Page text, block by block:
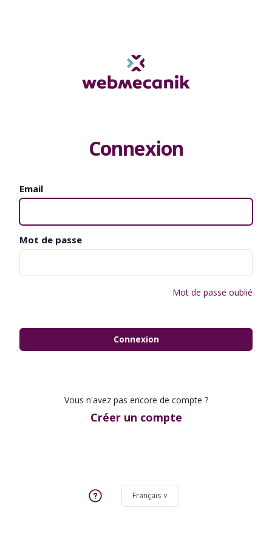
Connexion
Email
Mot de passe
Mot de passe oublié
Connexion
Vous n'avez pas encore de compte ?
Créer un compte
Français